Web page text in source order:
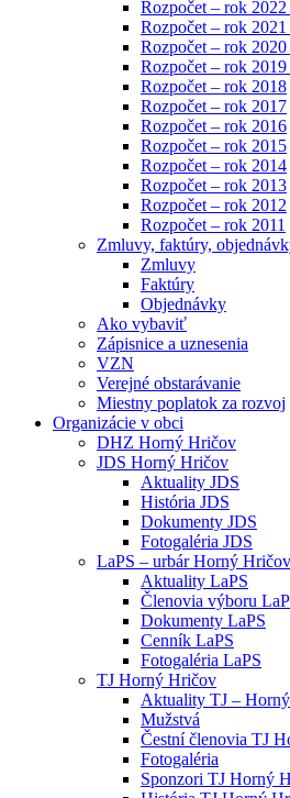
Rozpočet – rok
Rozpočet – rok
Rozpočet – rok
Rozpočet – rok
Rozpočet – rok 2018
Rozpočet – rok 2017
Rozpočet – rok 2016
Rozpočet – rok 2015
Rozpočet – rok 2014
Rozpočet – rok 2013
Rozpočet – rok 2012
Rozpočet – rok 2011
Zmluvy, faktúry,
Zmluvy
Faktúry
Objednávky
Ako vybaviť
Zápisnice a uznesenia
VZN
Verejné obstarávanie
Miestny poplatok za rozvoj
Organizácie v obci
DHZ Horný Hričov
JDS Horný Hričov
Aktuality JDS
História JDS
Dokumenty JDS
Fotogaléria JDS
LaPS – urbár Horný Hričov
Aktuality LaPS
Členovia výboru
Dokumenty LaPS
Cenník LaPS
Fotogaléria LaPS
TJ Horný Hričov
Aktuality TJ –
Mužstvá
Čestní členovia TJ
Fotogaléria
Sponzori TJ Horný